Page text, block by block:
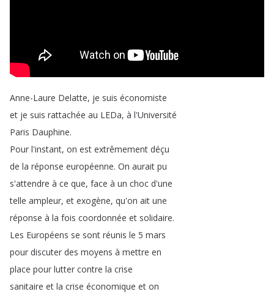
Anne-Laure Delatte, je suis économiste
et je suis rattachée au LEDa, à l'Université
Paris Dauphine.
Pour l'instant, on est extrêmement déçu
de la réponse européenne. On aurait pu
s'attendre à ce que, face à un choc d'une
telle ampleur, et exogène, qu'on ait une
réponse à la fois coordonnée et solidaire.
Les Européens se sont réunis le 5 mars
pour discuter des moyens à mettre en
place pour lutter contre la crise
sanitaire et la crise économique et on